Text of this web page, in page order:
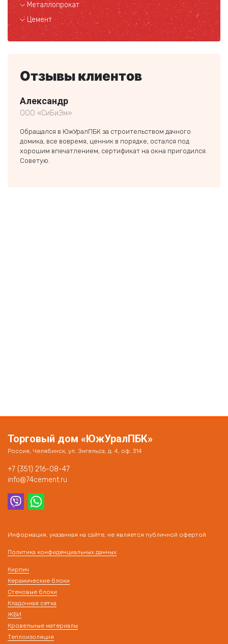
Металлопрокат
Цемент
Отзывы клиентов
Александр
ООО «СиБиЭм»
Обращался в ЮжУралПБК за строительством дачного
домика, все вовремя, ценник в порядке, остался под
хорошим впечатлением, сертификат на окна пригодился.
Советую.
Торговый дом «ЮжУралПБК»
Россия, Челябинск, ул. Энгельса, д. 4, оф. 314
+7 (351) 216-08-47
info@74cement.ru
Информация, указанная на сайте, не является публичной офертой
Политика конфиденциальных данных
Кирпич
Керамические блоки
Стеновые блоки
Кладочная сетка
ЖБИ
Кровельные материалы
Теплоизоляция